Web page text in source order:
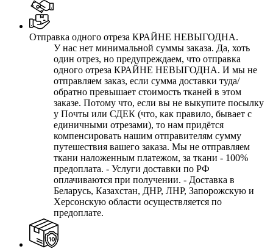
Отправка одного отреза КРАЙНЕ НЕВЫГОДНА.
У нас нет минимальной суммы заказа. Да, хоть
один отрез, но предупреждаем, что отправка
одного отреза КРАЙНЕ НЕВЫГОДНА. И мы не
отправляем заказ, если сумма доставки туда/
обратно превышает стоимость тканей в этом
заказе. Потому что, если вы не выкупите посылку
у Почты или СДЕК (что, как правило, бывает с
единичными отрезами), то нам придётся
компенсировать нашим отправителям сумму
путешествия вашего заказа. Мы не отправляем
ткани наложенным платежом, за ткани - 100%
предоплата. - Услуги доставки по РФ
оплачиваются при получении. - Доставка в
Беларусь, Казахстан, ДНР, ЛНР, Запорожскую и
Херсонскую области осуществляется по
предоплате.